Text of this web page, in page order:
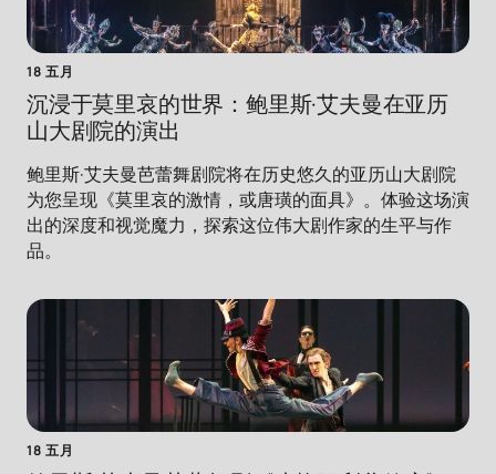
18 五月
沉浸于莫里哀的世界：鲍里斯·艾夫曼在亚历
山大剧院的演出
鲍里斯·艾夫曼芭蕾舞剧院将在历史悠久的亚历山大剧院
为您呈现《莫里哀的激情，或唐璜的面具》。体验这场演
出的深度和视觉魔力，探索这位伟大剧作家的生平与作
品。
18 五月